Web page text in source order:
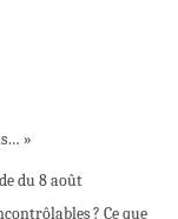
»
du 8 août
? Ce que